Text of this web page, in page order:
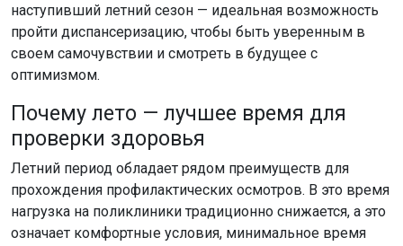
наступивший летний сезон — идеальная возможность
пройти диспансеризацию, чтобы быть уверенным в
своем самочувствии и смотреть в будущее с
оптимизмом.
Почему лето — лучшее время для
проверки здоровья
Летний период обладает рядом преимуществ для
прохождения профилактических осмотров. В это время
нагрузка на поликлиники традиционно снижается, а это
означает комфортные условия, минимальное время